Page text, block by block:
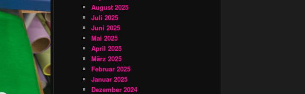
August 2025
Juli 2025
Juni 2025
Mai 2025
April 2025
März 2025
Februar 2025
Januar 2025
Dezember 2024